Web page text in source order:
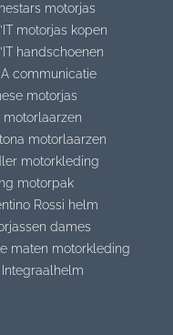
motorjas
motorjas kopen
handschoenen
communicatie
motorjas
motorlaarzen
motorlaarzen
motorkleding
motorpak
Rossi helm
dames
maten motorkleding